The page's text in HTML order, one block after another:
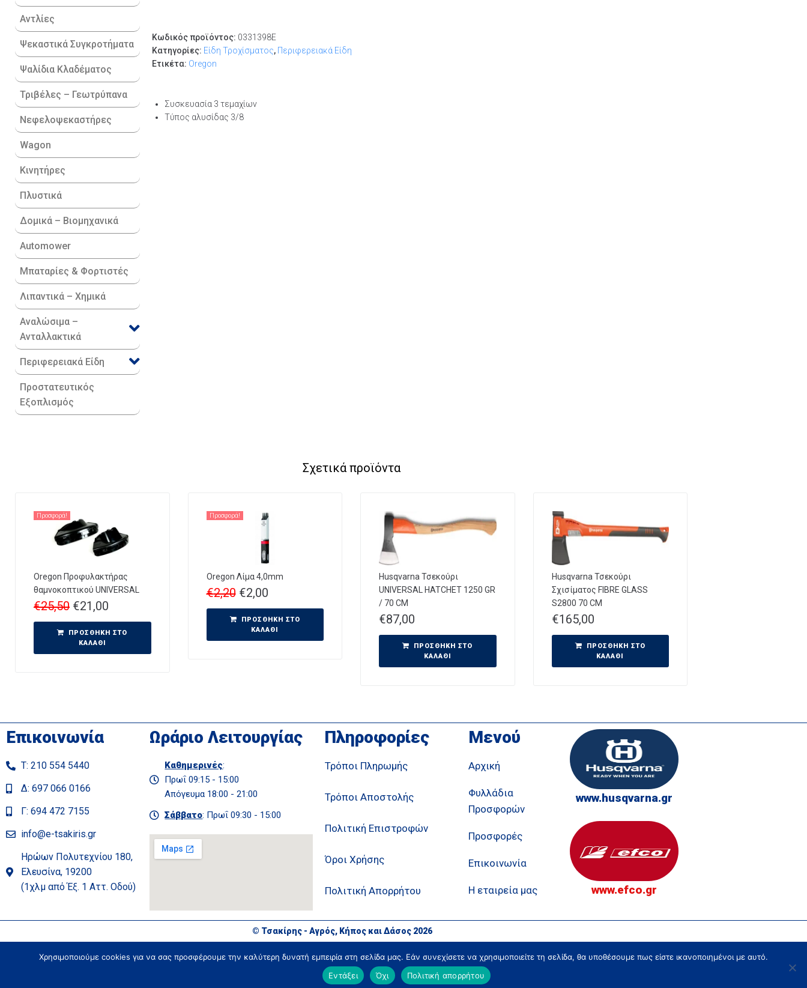
Αντλίες
Ψεκαστικά Συγκροτήματα
Ψαλίδια Κλαδέματος
Τριβέλες – Γεωτρύπανα
Νεφελοψεκαστήρες
Wagon
Κινητήρες
Πλυστικά
Δομικά – Βιομηχανικά
Automower
Μπαταρίες & Φορτιστές
Λιπαντικά – Χημικά
Αναλώσιμα –
Ανταλλακτικά
Περιφερειακά Είδη​
Προστατευτικός
Εξοπλισμός
Κωδικός προϊόντος: 0331398E
Κατηγορίες: Είδη Τροχίσματος, Περιφερειακά Είδη​
Ετικέτα: Oregon
Συσκευασία 3 τεμαχίων
Τύπος αλυσίδας 3/8
Σχετικά προϊόντα
Προσφορά!
Oregon Προφυλακτήρας
θαμνοκοπτικού UNIVERSAL
€25,50 €21,00
ΠΡΟΣΘΉΚΗ ΣΤΟ
ΚΑΛΆΘΙ
Προσφορά!
Oregon Λίμα 4,0mm
€2,20 €2,00
ΠΡΟΣΘΉΚΗ ΣΤΟ
ΚΑΛΆΘΙ
Husqvarna Τσεκούρι
UNIVERSAL HATCHET 1250 GR
/ 70 CM
€87,00
ΠΡΟΣΘΉΚΗ ΣΤΟ
ΚΑΛΆΘΙ
Husqvarna Τσεκούρι
Σχισίματος FIBRE GLASS
S2800 70 CM
€165,00
ΠΡΟΣΘΉΚΗ ΣΤΟ
ΚΑΛΆΘΙ
Επικοινωνία
Τ: 210 554 5440
Δ: 697 066 0166
Γ: 694 472 7155
info@e-tsakiris.gr
Ηρώων Πολυτεχνίου 180,
Ελευσίνα, 19200
(1χλμ από Έξ. 1 Αττ. Οδού)
Ωράριο Λειτουργίας
Καθημερινές:
Πρωΐ 09:15 - 15:00
Απόγευμα 18:00 - 21:00
Σάββατο: Πρωΐ 09:30 - 15:00
Πληροφορίες
Τρόποι Πληρωμής
Τρόποι Αποστολής
Πολιτική Επιστροφών
Όροι Χρήσης
Πολιτική Απορρήτου
Μενού
Αρχική
Φυλλάδια
Προσφορών
Προσφορές
Επικοινωνία
Η εταιρεία μας
www.husqvarna.gr
www.efco.gr
© Τσακίρης - Αγρός, Κήπος και Δάσος 2026
Χρησιμοποιούμε cookies για να σας προσφέρουμε την καλύτερη δυνατή εμπειρία στη σελίδα μας. Εάν συνεχίσετε να χρησιμοποιείτε τη σελίδα, θα υποθέσουμε πως είστε ικανοποιημένοι με αυτό.
Εντάξει
Όχι Πολιτική απορρήτου